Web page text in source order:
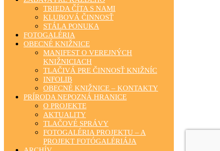
TRIEDA ČÍTA S NAMI
KLUBOVÁ ČINNOSŤ
STÁLA PONUKA
FOTOGALÉRIA
OBECNÉ KNIŽNICE
MANIFEST O VEREJNÝCH
KNIŽNICIACH
TLAČIVÁ PRE ČINNOSŤ KNIŽNÍC
INFOLIB
OBECNÉ KNIŽNICE – KONTAKTY
PRÍRODA NEPOZNÁ HRANICE
O PROJEKTE
AKTUALITY
TLAČOVÉ SPRÁVY
FOTOGALÉRIA PROJEKTU – A
PROJEKT FOTÓGALÉRIÁJA